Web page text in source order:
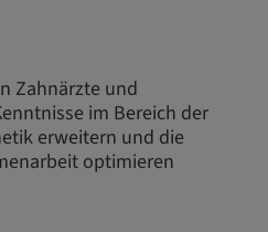
Zahnärzte und
im Bereich der
erweitern und die
optimieren